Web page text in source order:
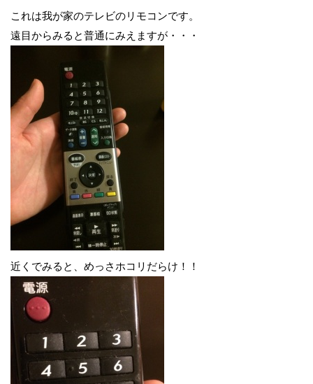
これは我が家のテレビのリモコンです。
遠目からみると普通にみえますが・・・
近くでみると、めっさホコリだらけ！！